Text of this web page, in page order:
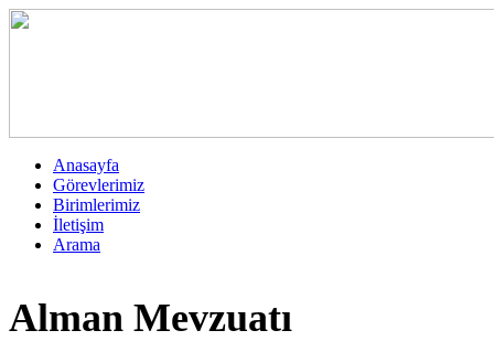
Anasayfa
Görevlerimiz
Birimlerimiz
İletişim
Arama
Alman Mevzuatı